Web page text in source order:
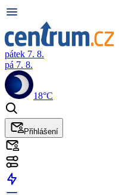
pátek 7. 8.
pá 7. 8.
18°C
Přihlášení